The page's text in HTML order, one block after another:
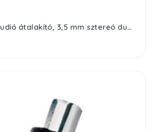
Home AC 17X audió átalakító, 3,5 mm sztereó dugó-2xRCA alj